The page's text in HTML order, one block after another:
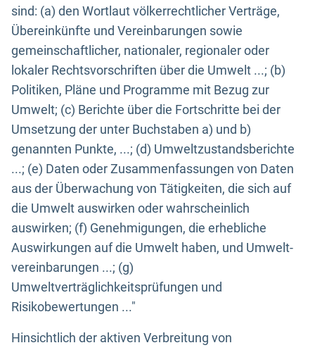
sind: (a) den Wortlaut völkerrechtlicher Verträge,
Übereinkünfte und Vereinbarungen sowie
gemeinschaftlicher, nationaler, regionaler oder
lokaler Rechtsvorschriften über die Umwelt ...; (b)
Politiken, Pläne und Programme mit Bezug zur
Umwelt; (c) Berichte über die Fortschritte bei der
Umsetzung der unter Buchstaben a) und b)
genannten Punkte, ...; (d) Umweltzustandsberichte
...; (e) Daten oder Zusammenfassungen von Daten
aus der Überwachung von Tätigkeiten, die sich auf
die Umwelt auswirken oder wahrscheinlich
auswirken; (f) Genehmigungen, die erhebliche
Auswirkungen auf die Umwelt haben, und Umwelt-
vereinbarungen ...; (g)
Umweltverträglichkeitsprüfungen und
Risikobewertungen ..."
Hinsichtlich der aktiven Verbreitung von